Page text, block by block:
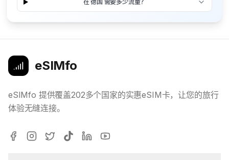
在 德国 需要多少流量？
eSIMfo
eSIMfo 提供覆盖202多个国家的实惠eSIM卡，让您的旅行
体验无缝连接。